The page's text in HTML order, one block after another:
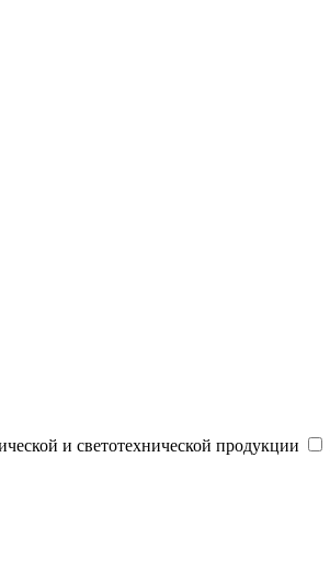
и светотехнической продукции